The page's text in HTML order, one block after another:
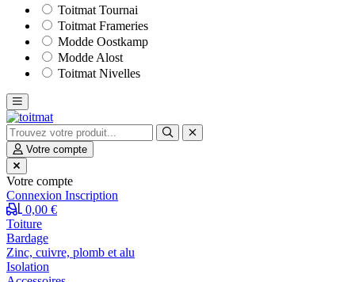
Toitmat Tournai
Toitmat Frameries
Modde Oostkamp
Modde Alost
Toitmat Nivelles
Votre compte
Votre compte
Connexion Inscription
0,00 €
Toiture
Bardage
Zinc, cuivre, plomb et alu
Isolation